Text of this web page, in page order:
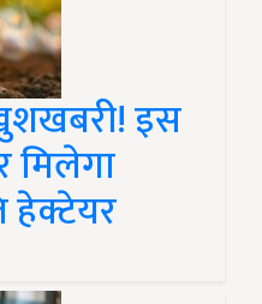
इस
हेक्टेयर